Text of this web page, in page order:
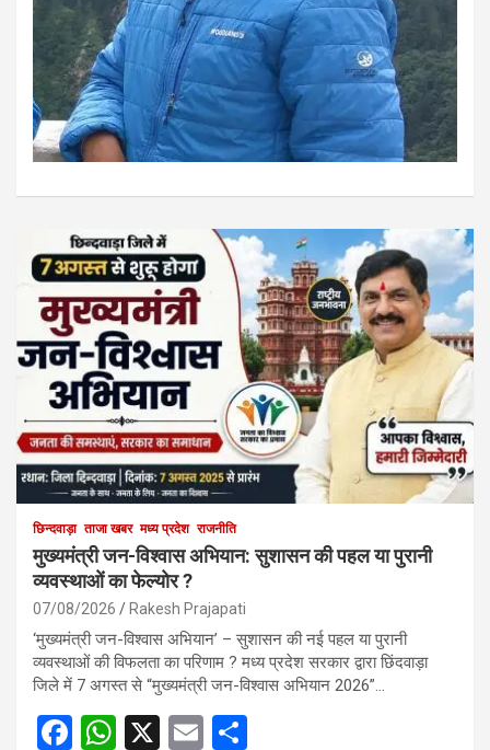
छिन्दवाड़ा ताजा खबर मध्य प्रदेश राजनीति
मुख्यमंत्री जन-विश्वास अभियान: सुशासन की पहल या पुरानी
व्यवस्थाओं का फेल्योर ?
07/08/2026 Rakesh Prajapati
‘मुख्यमंत्री जन-विश्वास अभियान’ – सुशासन की नई पहल या पुरानी
व्यवस्थाओं की विफलता का परिणाम ? मध्य प्रदेश सरकार द्वारा छिंदवाड़ा
जिले में 7 अगस्त से “मुख्यमंत्री जन-विश्वास अभियान 2026”…
F
W X
E